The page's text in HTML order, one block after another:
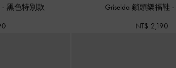
-黑色特別款 Griselda 鎖頭樂福鞋 -
NT$ 2,190